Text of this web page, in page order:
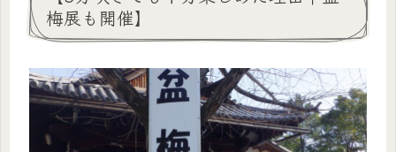
梅展も開催】